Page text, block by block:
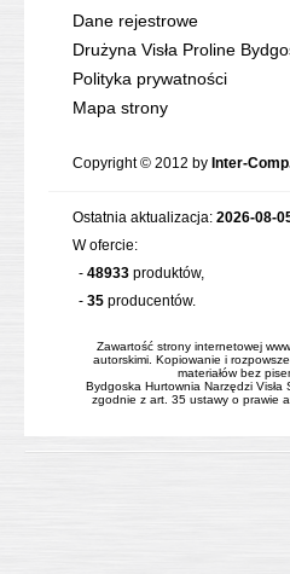
Dane rejestrowe
Drużyna Visła Proline
Polityka prywatności
Mapa strony
Copyright © 2012 by Inter-
Ostatnia aktualizacja: 2026-08-
W ofercie:
- 48933 produktów,
- 35 producentów.
Zawartość strony internetowej
autorskimi. Kopiowanie i
materiałów bez
Bydgoska Hurtownia Narzędzi
zgodnie z art. 35 ustawy o prawie